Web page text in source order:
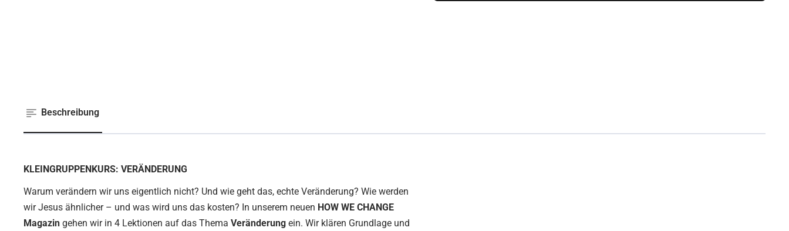
Beschreibung
KLEINGRUPPENKURS: VERÄNDERUNG
Warum verändern wir uns eigentlich nicht? Und wie geht das, echte Veränderung? Wie werden
wir Jesus ähnlicher – und was wird uns das kosten? In unserem neuen HOW WE CHANGE
Magazin gehen wir in 4 Lektionen auf das Thema Veränderung ein. Wir klären Grundlage und